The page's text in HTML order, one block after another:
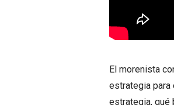
El morenista
estrategia para
estrategia, qué